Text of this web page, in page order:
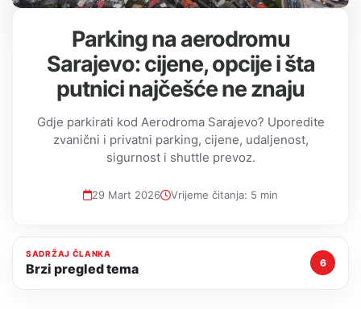
Parking na aerodromu
Sarajevo: cijene, opcije i šta
putnici najčešće ne znaju
Gdje parkirati kod Aerodroma Sarajevo? Uporedite
zvanični i privatni parking, cijene, udaljenost,
sigurnost i shuttle prevoz.
29 Mart 2026 Vrijeme čitanja: 5 min
SADRŽAJ ČLANKA
Brzi pregled tema 6